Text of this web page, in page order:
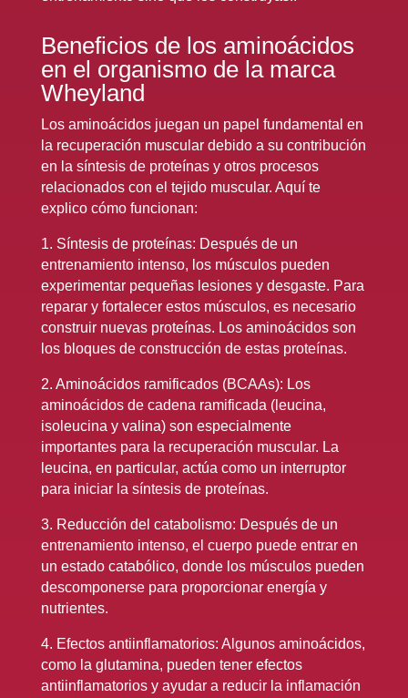
Beneficios de los aminoácidos
en el organismo de la marca
Wheyland
Los aminoácidos juegan un papel fundamental en
la recuperación muscular debido a su contribución
en la síntesis de proteínas y otros procesos
relacionados con el tejido muscular. Aquí te
explico cómo funcionan:
1. Síntesis de proteínas: Después de un
entrenamiento intenso, los músculos pueden
experimentar pequeñas lesiones y desgaste. Para
reparar y fortalecer estos músculos, es necesario
construir nuevas proteínas. Los aminoácidos son
los bloques de construcción de estas proteínas.
2. Aminoácidos ramificados (BCAAs): Los
aminoácidos de cadena ramificada (leucina,
isoleucina y valina) son especialmente
importantes para la recuperación muscular. La
leucina, en particular, actúa como un interruptor
para iniciar la síntesis de proteínas.
3. Reducción del catabolismo: Después de un
entrenamiento intenso, el cuerpo puede entrar en
un estado catabólico, donde los músculos pueden
descomponerse para proporcionar energía y
nutrientes.
4. Efectos antiinflamatorios: Algunos aminoácidos,
como la glutamina, pueden tener efectos
antiinflamatorios y ayudar a reducir la inflamación